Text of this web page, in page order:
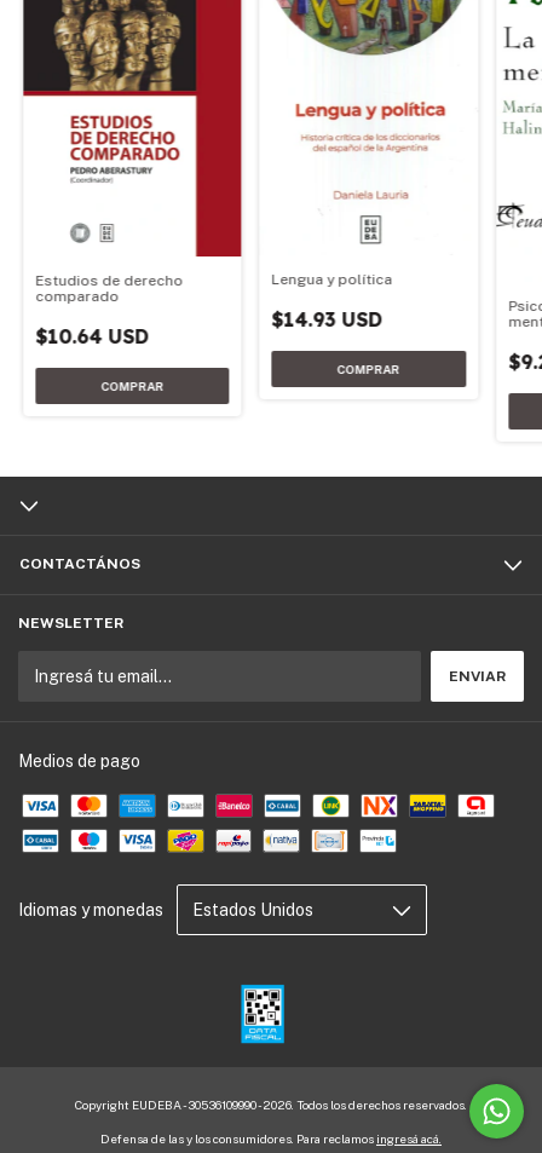
Estudios de derecho
comparado
$10.64 USD
Lengua y política
$14.93 USD
CONTACTÁNOS
NEWSLETTER
Medios de pago
Idiomas y monedas
Copyright EUDEBA - 30536109990 - 2026. Todos los derechos reservados.
Defensa de las y los consumidores. Para reclamos ingresá acá.